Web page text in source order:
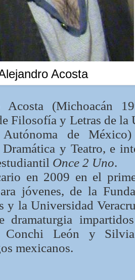
Acosta
Acosta (Michoacán
Filosofía y Letras de
Autónoma de
y Teatro, e
Once 2 Uno.
en 2009 en el
jóvenes, de la
y la Universidad
dramaturgia
Conchi León y Silvia
mexicanos.